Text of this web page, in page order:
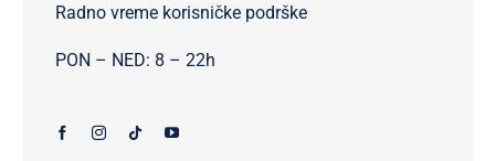
Radno vreme korisničke podrške
PON – NED: 8 – 22h